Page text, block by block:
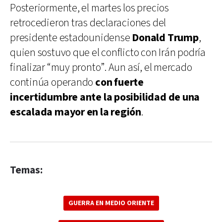
Posteriormente, el martes los precios
retrocedieron tras declaraciones del
presidente estadounidense Donald Trump,
quien sostuvo que el conflicto con Irán podría
finalizar “muy pronto”. Aun así, el mercado
continúa operando con fuerte
incertidumbre ante la posibilidad de una
escalada mayor en la región.
Temas:
GUERRA EN MEDIO ORIENTE